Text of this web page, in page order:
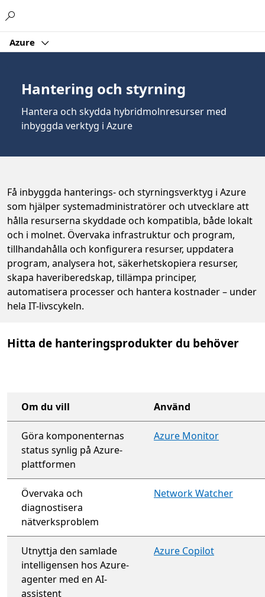
Azure
Hantering och styrning
Hantera och skydda hybridmolnresurser med
inbyggda verktyg i Azure
Få inbyggda hanterings- och styrningsverktyg i Azure
som hjälper systemadministratörer och utvecklare att
hålla resurserna skyddade och kompatibla, både lokalt
och i molnet. Övervaka infrastruktur och program,
tillhandahålla och konfigurera resurser, uppdatera
program, analysera hot, säkerhetskopiera resurser,
skapa haveriberedskap, tillämpa principer,
automatisera processer och hantera kostnader – under
hela IT-livscykeln.
Hitta de hanteringsprodukter du behöver
Om du vill Använd
Göra komponenternas
status synlig på Azure-
plattformen
Azure Monitor
Övervaka och
diagnostisera
nätverksproblem
Network Watcher
Utnyttja den samlade
intelligensen hos Azure-
agenter med en AI-
assistent
Azure Copilot